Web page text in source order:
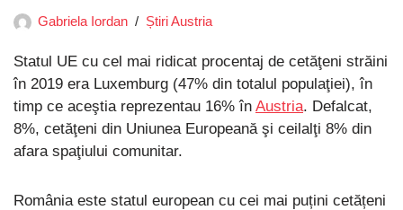
Gabriela Iordan Știri Austria
Statul UE cu cel mai ridicat procentaj de cetăţeni străini
în 2019 era Luxemburg (47% din totalul populaţiei), în
timp ce aceştia reprezentau 16% în Austria. Defalcat,
8%, cetăţeni din Uniunea Europeană şi ceilalţi 8% din
afara spaţiului comunitar.
România este statul european cu cei mai puțini cetățeni